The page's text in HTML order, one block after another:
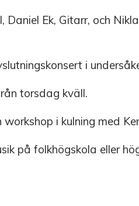
Daniel Ek, Gitarr, och
i
torsdag kväll.
i kulning med
på folkhögskola eller